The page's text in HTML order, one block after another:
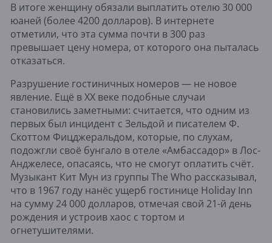
В итоге женщину обязали выплатить отелю 30 000
юаней (более 4200 долларов). В интернете
отметили, что эта сумма почти в 300 раз
превышает цену номера, от которого она пыталась
отказаться.
Разрушение гостиничных номеров — не новое
явление. Ещё в XX веке подобные случаи
становились заметными: считается, что одним из
первых был инцидент с Зельдой и писателем Ф.
Скоттом Фицджеральдом, которые, по слухам,
подожгли своё бунгало в отеле «Амбассадор» в Лос-
Анджелесе, опасаясь, что не смогут оплатить счёт.
Музыкант Кит Мун из группы The Who рассказывал,
что в 1967 году нанёс ущерб гостинице Holiday Inn
на сумму 24 000 долларов, отмечая свой 21-й день
рождения и устроив хаос с тортом и
огнетушителями.